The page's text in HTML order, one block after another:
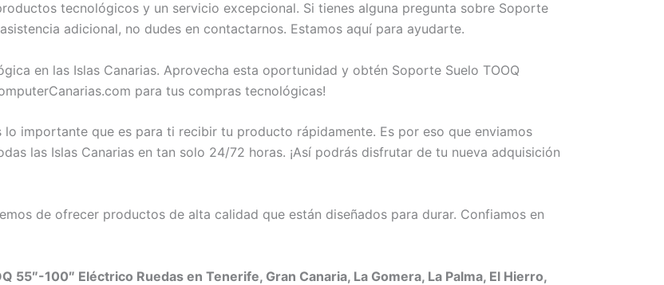
tecnológicos y un servicio excepcional. Si tienes alguna pregunta sobre Soporte
adicional, no dudes en contactarnos. Estamos aquí para ayudarte.
en las Islas Canarias. Aprovecha esta oportunidad y obtén Soporte Suelo TOOQ
para tus compras tecnológicas!
lo importante que es para ti recibir tu producto rápidamente. Es por eso que enviamos
las Islas Canarias en tan solo 24/72 horas. ¡Así podrás disfrutar de tu nueva adquisición
de ofrecer productos de alta calidad que están diseñados para durar. Confiamos en
55″-100″ Eléctrico Ruedas en Tenerife, Gran Canaria, La Gomera, La Palma, El Hierro,